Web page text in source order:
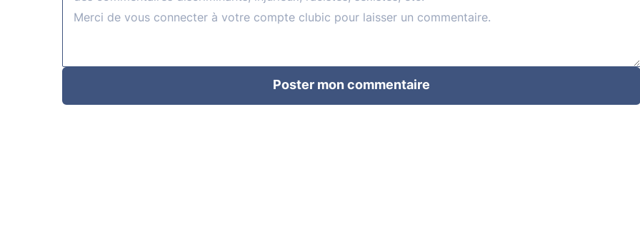
Poster mon commentaire